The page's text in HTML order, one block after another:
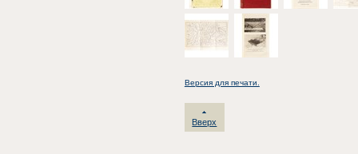
Версия для печати.
Вверх